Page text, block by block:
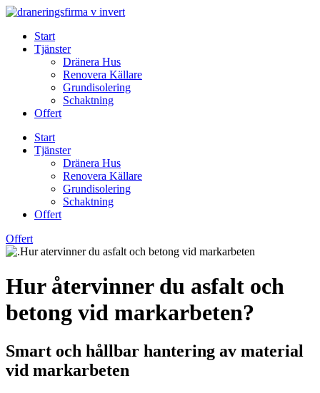
Skip
contentStart
Tjänster
Dränera Hus
Renovera Källare
Grundisolering
Schaktning
Offert
Start
Tjänster
Dränera Hus
Renovera Källare
Grundisolering
Schaktning
Offert
Offert
Hur återvinner du asfalt och
betong vid markarbeten?
Smart och hållbar hantering av material
vid markarbeten